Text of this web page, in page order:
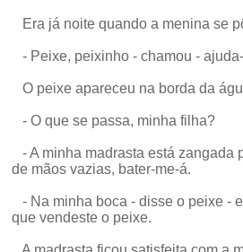
Era já noite quando a menina se
- Peixe, peixinho - chamou -
O peixe apareceu na borda da
- O que se passa, minha filha?
- A minha madrasta está zangada
de mãos vazias, bater-me-á.
- Na minha boca - disse o peixe -
que vendeste o peixe.